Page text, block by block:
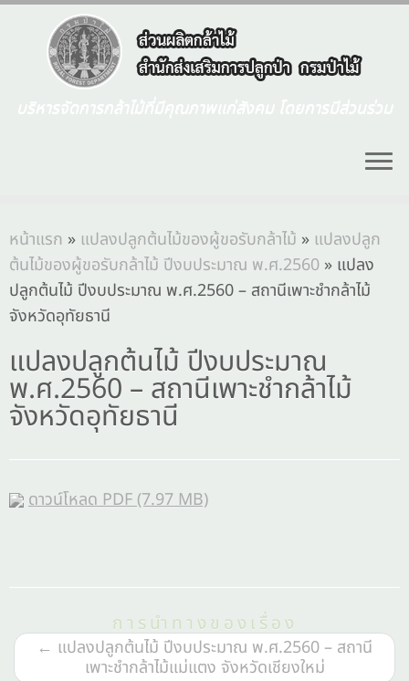
หน้าแรก » แปลงปลูกต้นไม้ของผู้ขอรับกล้าไม้ » แปลงปลูก
ต้นไม้ของผู้ขอรับกล้าไม้ ปีงบประมาณ พ.ศ.2560 » แปลง
ปลูกต้นไม้ ปีงบประมาณ พ.ศ.2560 – สถานีเพาะชำกล้าไม้
จังหวัดอุทัยธานี
แปลงปลูกต้นไม้ ปีงบประมาณ
พ.ศ.2560 – สถานีเพาะชำกล้าไม้
จังหวัดอุทัยธานี
ดาวน์โหลด PDF (7.97 MB)
การนำทางของเรื่อง
← แปลงปลูกต้นไม้ ปีงบประมาณ พ.ศ.2560 – สถานี
เพาะชำกล้าไม้แม่แตง จังหวัดเชียงใหม่